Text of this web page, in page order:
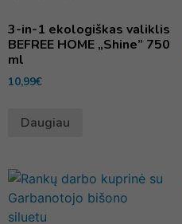
3-in-1 ekologiškas valiklis
BEFREE HOME „Shine” 750
ml
10,99€
Daugiau